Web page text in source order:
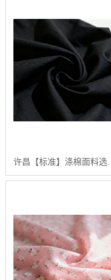
许昌【标准】涤棉面料选购指南：2024年【高性价比】涤棉面料供应商排行【什么意思?】